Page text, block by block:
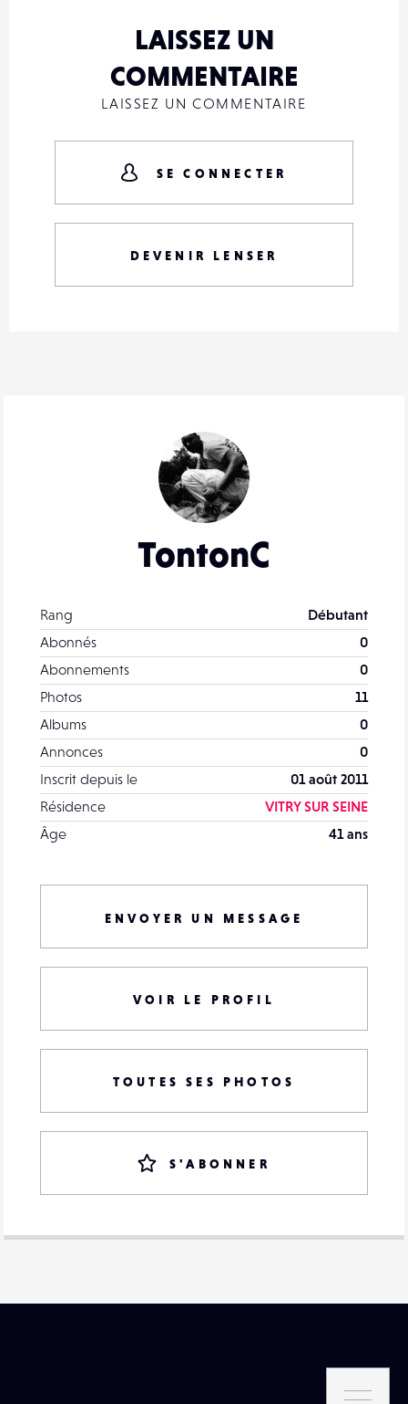
TontonC
Rang
Débutant
Abonnés
0
Abonnements
0
Photos
11
Albums
0
Annonces
0
Inscrit depuis le
01 août 2011
Résidence
VITRY SUR SEINE
Âge
41 ans
ENVOYER UN MESSAGE
VOIR LE PROFIL
TOUTES SES PHOTOS
S'ABONNER
LAISSEZ UN
COMMENTAIRE
LAISSEZ UN COMMENTAIRE
SE CONNECTER
DEVENIR LENSER